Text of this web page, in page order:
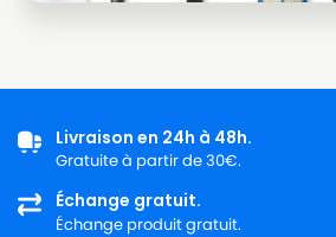
Livraison en 24h à 48h.
Gratuite à partir de 30€.
Échange gratuit.
Échange produit gratuit.